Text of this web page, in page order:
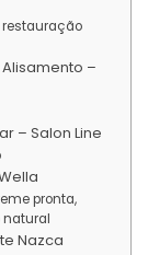
–
– Salon Line
pronta,
natural
Nazca